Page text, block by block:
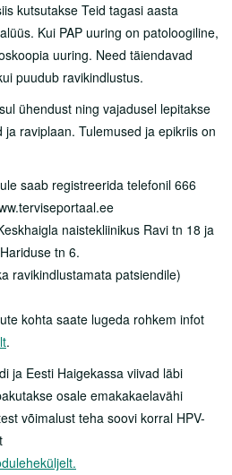
kutsutakse Teid tagasi aasta
Kui PAP uuring on patoloogiline,
uuring. Need täiendavad
puudub ravikindlustus.
ühendust ning vajadusel lepitakse
raviplaan. Tulemused ja epikriis on
saab registreerida telefonil 666
naistekliinikus Ravi tn 18 ja
tn 6.
ravikindlustamata patsiendile)
kohta saate lugeda rohkem infot
.
ja Eesti Haigekassa viivad läbi
osale emakakaelavähi
võimalust teha soovi korral HPV-